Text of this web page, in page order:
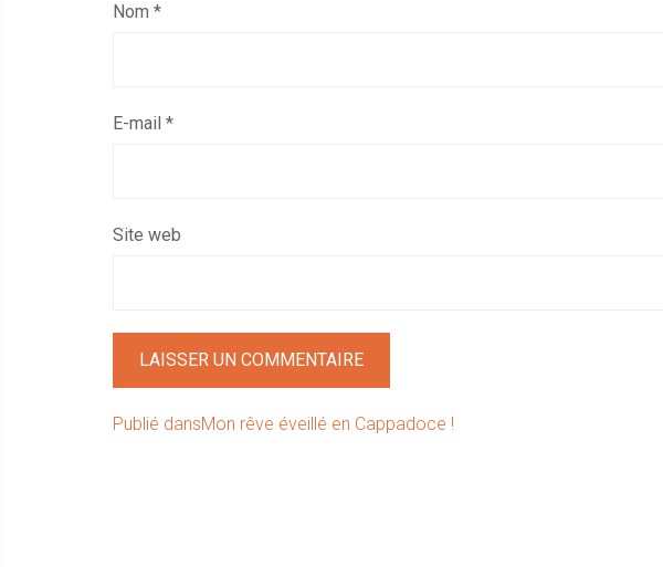
Nom *
E-mail *
Site web
Navigation
Publié dansMon rêve éveillé en Cappadoce !